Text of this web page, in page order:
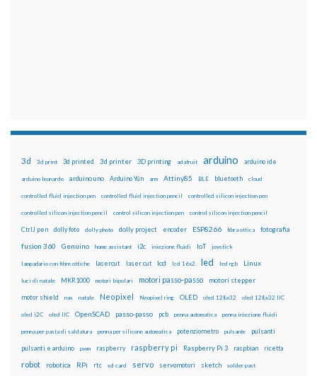
3d 3d print 3d printed 3d printer 3D printing adafruit arduino arduino ide
arduino leonardo arduino uno Arduino Yún arm Attiny85 BLE bluetooth cloud
controlled fluid injection pen controlled fluid injection pencil controlled silicon injection pen
controlled silicon injection pencil control silicon injection pen control silicon injection pencil
CtrlJ pen dolly foto dolly photo dolly project encoder ESP8266 fibra ottica fotografia
fusion 360 Genuino home assistant i2c iniezione fluidi IoT joystick
lampadario con fibre ottiche lasercut laser cut lcd lcd 16x2 led led rgb Linux
luci di natale MKR1000 motori bipolari motori passo-passo motori stepper
motor shield nas natale Neopixel Neopixel ring OLED oled 128x32 oled 128x32 IIC
oled i2C oled IIC OpenSCAD passo-passo pcb penna automatica penna iniezione fluidi
penna per pasta di saldatura penna per silicone automatica potenziometro pulsante pulsanti
pulsanti e arduino pwm raspberry raspberry pi Raspberry Pi 3 raspbian ricetta
robot robotica RPi rtc sd card servo servomotori sketch solder past